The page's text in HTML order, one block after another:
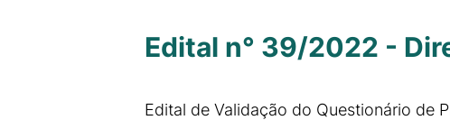
Edital n° 39/2022 -
Edital de Validação do Questionário de